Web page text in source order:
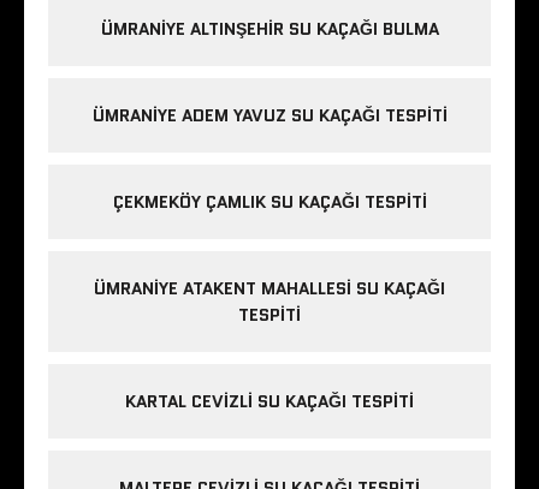
ÜMRANIYE ALTINŞEHIR SU KAÇAĞI BULMA
ÜMRANIYE ADEM YAVUZ SU KAÇAĞI TESPITI
ÇEKMEKÖY ÇAMLIK SU KAÇAĞI TESPITI
ÜMRANIYE ATAKENT MAHALLESI SU KAÇAĞI
TESPITI
KARTAL CEVIZLI SU KAÇAĞI TESPITI